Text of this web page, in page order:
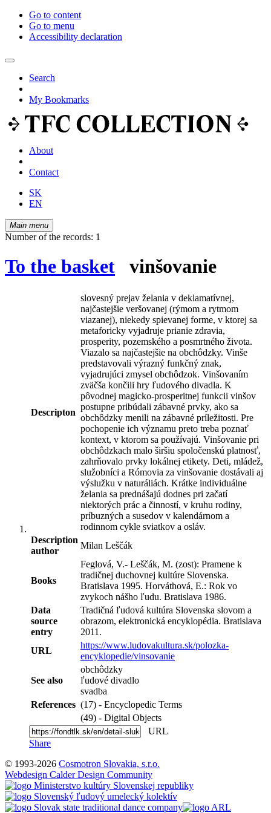
Go to content
Go to menu
Accessibility declaration
Search
My Bookmarks
About
Contact
SK
EN
Main menu
Number of the records: 1
To the basket vinšovanie
Descripton
slovesný prejav želania v deklamatívnej,
najčastejšie veršovanej (rýmom a rytmom
viazanej), niekedy spievanej forme, v ktorej sa
metaforicky vyjadruje prianie zdravia,
prosperity, pozemského a posmrtného života.
Viazalo sa najčastejšie na obchôdzky. Vinše
predstavovali výrazný funkčný znak,
vyjadrujúci zmysel obchôdzok. Vinšovaním
zväčša končili hry ľudového divadla. K
pôvodnej magicko-prosperitnej funkcii vinšov
postupne pribúdali zábavné prvky, ako sa
obchôdzky menili na zábavné príležitosti. Pre
pochopenie ich významu preto treba poznať
kontext, v ktorom sa používajú. Vinšovanie pri
obchôdzkach malo širšiu spoločenskú platnosť,
zahrňovalo prvky lokálnej etikety. Deti, mládež,
služobníci a Rómovia za vinšovanie dostávali aj
výslužku v naturáliách. Krátke individuálne
želania sa prednášajú dodnes pri začatí
niektorých prác a činností, v kruhu rodiny,
príbuzných a susedov v kalendárnom a
rodinnom cykle sviatkov a osláv.
Description
author
Milan Leščák
Books
Feglová, V.- Leščák, M. (zost): Pramene k
tradičnej duchovnej kultúre Slovenska.
Bratislava 1995. Horváthová, E.: Rok vo
zvykoch nášho ľudu. Bratislava 1986.
Data
source
entry
Tradičná ľudová kultúra Slovenska slovom a
obrazom, elektronická encyklopédia. Bratislava
2011.
URL
https://www.ludovakultura.sk/polozka-
encyklopedie/vinsovanie
See also
obchôdzky
ľudové divadlo
svadba
References (17) - Encyclopedic Terms
(49) - Digital Objects
URL
Share
© 1993-2026 Cosmotron Slovakia, s.r.o.
Webdesign Calder Design Community